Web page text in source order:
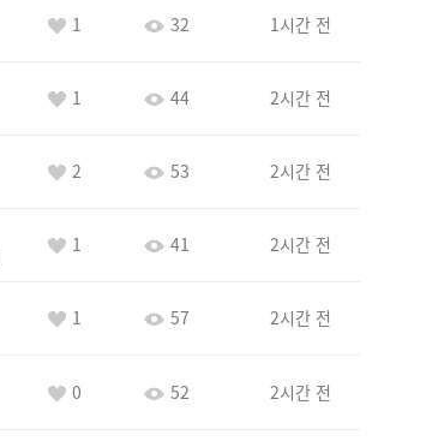
1 32 1시간 전
1 44 2시간 전
2 53 2시간 전
1 41 2시간 전
1 57 2시간 전
0 52 2시간 전